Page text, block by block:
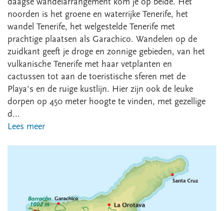
noorden is het groene en waterrijke Tenerife, het
wandel Tenerife, het welgestelde Tenerife met
prachtige plaatsen als Garachico. Wandelen op de
zuidkant geeft je droge en zonnige gebieden, van het
vulkanische Tenerife met haar vetplanten en
cactussen tot aan de toeristische sferen met de
Playa's en de ruige kustlijn. Hier zijn ook de leuke
dorpen op 450 meter hoogte te vinden, met gezellige
d...
Lees meer